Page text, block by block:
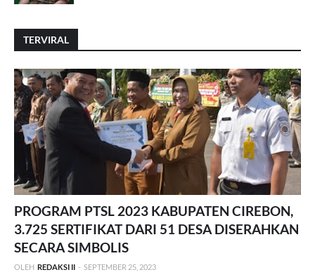
TERVIRAL
PROGRAM PTSL 2023 KABUPATEN CIREBON,
3.725 SERTIFIKAT DARI 51 DESA DISERAHKAN
SECARA SIMBOLIS
OLEH REDAKSI II - SEPTEMBER 25, 2023